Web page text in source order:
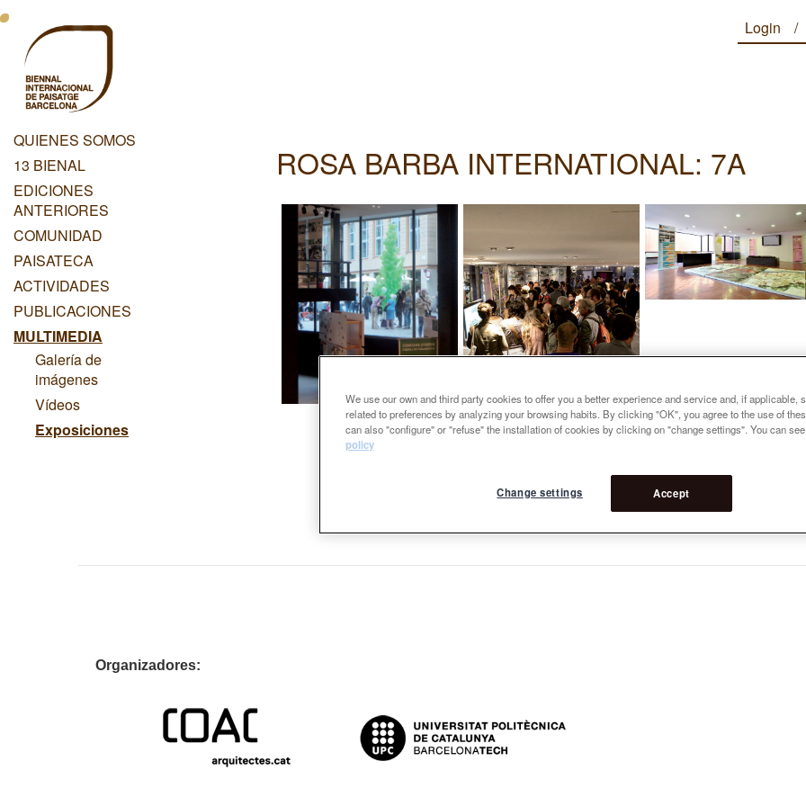
Pasar
contenido
principal
Login
Menu
Principal
QUIENES SOMOS
13 BIENAL
EDICIONES
ANTERIORES
COMUNIDAD
PAISATECA
ACTIVIDADES
PUBLICACIONES
MULTIMEDIA
Galería de
imágenes
Vídeos
Exposiciones
ROSA BARBA INTERNATIONAL: 7A
Organizadores:
We use our own and third party cookies to offer you a better experience and service and, if applicable,
related to preferences by analyzing your browsing habits. By clicking "OK", you agree to the use of
can also "configure" or "refuse" the installation of cookies by clicking on "change settings". You can
policy
Accept
Change settings